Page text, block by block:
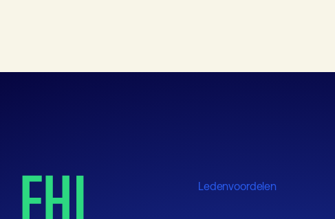
Ledenvoordelen